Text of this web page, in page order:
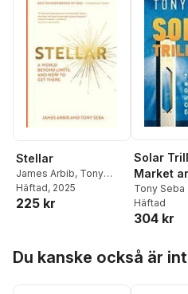
Stellar
James Arbib, Tony
Seba
Häftad, 2025
225 kr
Solar
Market
the
Economy
Tony Seba
Häftad
304 kr
Du kanske också är